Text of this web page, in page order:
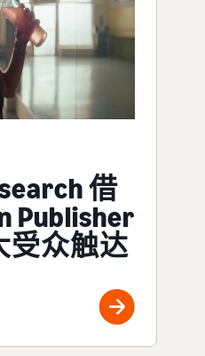
借
Publisher
受众触达